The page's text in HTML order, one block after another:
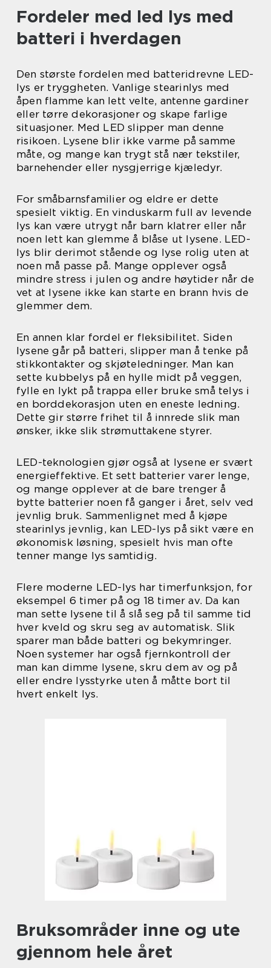
Fordeler med led lys med
batteri i hverdagen
Den største fordelen med batteridrevne LED-
lys er tryggheten. Vanlige stearinlys med
åpen flamme kan lett velte, antenne gardiner
eller tørre dekorasjoner og skape farlige
situasjoner. Med LED slipper man denne
risikoen. Lysene blir ikke varme på samme
måte, og mange kan trygt stå nær tekstiler,
barnehender eller nysgjerrige kjæledyr.
For småbarnsfamilier og eldre er dette
spesielt viktig. En vinduskarm full av levende
lys kan være utrygt når barn klatrer eller når
noen lett kan glemme å blåse ut lysene. LED-
lys blir derimot stående og lyse rolig uten at
noen må passe på. Mange opplever også
mindre stress i julen og andre høytider når de
vet at lysene ikke kan starte en brann hvis de
glemmer dem.
En annen klar fordel er fleksibilitet. Siden
lysene går på batteri, slipper man å tenke på
stikkontakter og skjøteledninger. Man kan
sette kubbelys på en hylle midt på veggen,
fylle en lykt på trappa eller bruke små telys i
en borddekorasjon uten en eneste ledning.
Dette gir større frihet til å innrede slik man
ønsker, ikke slik strømuttakene styrer.
LED-teknologien gjør også at lysene er svært
energieffektive. Et sett batterier varer lenge,
og mange opplever at de bare trenger å
bytte batterier noen få ganger i året, selv ved
jevnlig bruk. Sammenlignet med å kjøpe
stearinlys jevnlig, kan LED-lys på sikt være en
økonomisk løsning, spesielt hvis man ofte
tenner mange lys samtidig.
Flere moderne LED-lys har timerfunksjon, for
eksempel 6 timer på og 18 timer av. Da kan
man sette lysene til å slå seg på til samme tid
hver kveld og skru seg av automatisk. Slik
sparer man både batteri og bekymringer.
Noen systemer har også fjernkontroll der
man kan dimme lysene, skru dem av og på
eller endre lysstyrke uten å måtte bort til
hvert enkelt lys.
Bruksområder inne og ute
gjennom hele året